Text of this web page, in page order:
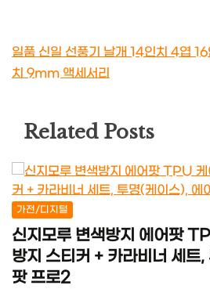
일품 신일 선풍기 날개 14인치 4엽
치 9mm 액세서리
Related Posts
가전/디지털
신지모루 변색방지 에어팟
방지 스티커 + 카라비너 세트,
팟 프로2